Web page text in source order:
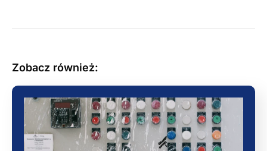
Zobacz również: